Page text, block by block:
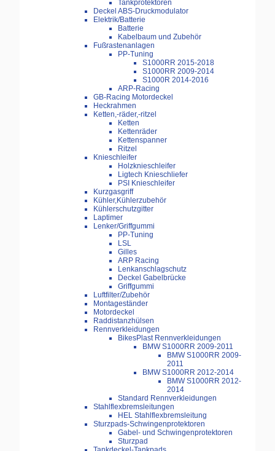
Tankprotektoren
Deckel ABS-Druckmodulator
Elektrik/Batterie
Batterie
Kabelbaum und Zubehör
Fußrastenanlagen
PP-Tuning
S1000RR 2015-2018
S1000RR 2009-2014
S1000R 2014-2016
ARP-Racing
GB-Racing Motordeckel
Heckrahmen
Ketten,-räder,-ritzel
Ketten
Kettenräder
Kettenspanner
Ritzel
Knieschleifer
Holzknieschleifer
Ligtech Knieschliefer
PSI Knieschleifer
Kurzgasgriff
Kühler,Kühlerzubehör
Kühlerschutzgitter
Laptimer
Lenker/Griffgummi
PP-Tuning
LSL
Gilles
ARP Racing
Lenkanschlagschutz
Deckel Gabelbrücke
Griffgummi
Luftfilter/Zubehör
Montageständer
Motordeckel
Raddistanzhülsen
Rennverkleidungen
BikesPlast Rennverkleidungen
BMW S1000RR 2009-2011
BMW S1000RR 2009-
2011
BMW S1000RR 2012-2014
BMW S1000RR 2012-
2014
Standard Rennverkleidungen
Stahlflexbremsleitungen
HEL Stahlflexbremsleitung
Sturzpads-Schwingenprotektoren
Gabel- und Schwingenprotektoren
Sturzpad